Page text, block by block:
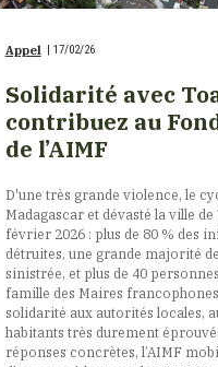
Appel 17/02/26
Solidarité avec
contribuez au
de l’AIMF
D'une très grande violence, le
Madagascar et dévasté la ville
février 2026 : plus de 80 % des
détruites, une grande majorité
sinistrée, et plus de 40
famille des Maires
solidarité aux autorités locales,
habitants très durement
réponses concrètes, l’AIMF